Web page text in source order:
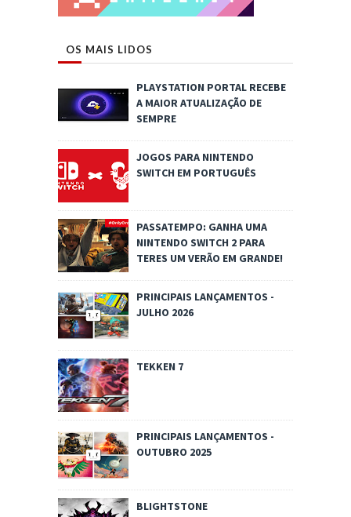
OS MAIS LIDOS
PLAYSTATION PORTAL RECEBE
A MAIOR ATUALIZAÇÃO DE
SEMPRE
JOGOS PARA NINTENDO
SWITCH EM PORTUGUÊS
PASSATEMPO: GANHA UMA
NINTENDO SWITCH 2 PARA
TERES UM VERÃO EM GRANDE!
PRINCIPAIS LANÇAMENTOS -
JULHO 2026
TEKKEN 7
PRINCIPAIS LANÇAMENTOS -
OUTUBRO 2025
BLIGHTSTONE